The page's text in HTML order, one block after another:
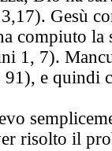
Gesù
compiuto la
1, 7).
e quindi
risolto il